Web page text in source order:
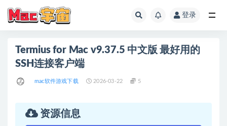
登录
Termius for Mac v9.37.5 中文版 最好用的
SSH连接客户端
mac软件游戏下载 2026-03-22 5
资源信息